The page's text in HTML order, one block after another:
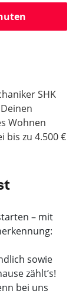
SHK
Wohnen
bis zu 4.500 €
– mit
sowie
zählt’s!
bei uns